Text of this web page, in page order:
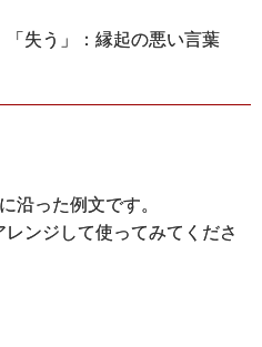
「失う」：縁起の悪い言葉
沿った例文です。
ンジして使ってみてくださ